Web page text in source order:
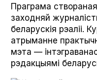
Праграма
заходняй
беларускія рэаліі.
атрыманне
мэта —
рэдакцыямі